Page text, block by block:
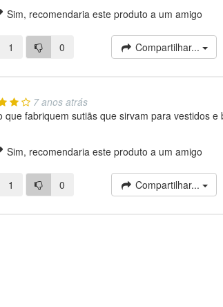
Sim, recomendaria este produto a um amigo
1 0 Compartilhar...
7 anos atrás
que fabriquem sutiãs que sirvam para vestidos e
Sim, recomendaria este produto a um amigo
1 0 Compartilhar...